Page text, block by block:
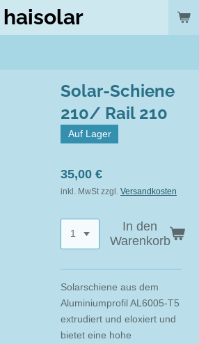
haisolar
Solar-Schiene
210/ Rail 210
Auf Lager
35,00 €
inkl. MwSt zzgl. Versandkosten
In den
Warenkorb
Solarschiene aus dem
Aluminiumprofil AL6005-T5
extrudiert und eloxiert und
bietet eine hohe